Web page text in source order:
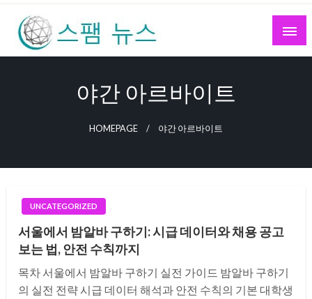
Skip
content
야간 아르바이트
HOMEPAGE 야간 아르바이트
UNCATEGORIZED
서울에서 밤알바 구하기: 시급 데이터와 채용 공고
보는 법, 안전 수칙까지
목차 서울에서 밤알바 구하기 실전 가이드 밤알바 구하기
의 실전 전략 시급 데이터 해석과 안전 수칙의 기본 대학생